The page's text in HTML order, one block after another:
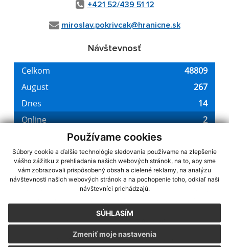
Používame cookies
Súbory cookie a ďalšie technológie sledovania používame na zlepšenie
vášho zážitku z prehliadania našich webových stránok, na to, aby sme
vám zobrazovali prispôsobený obsah a cielené reklamy, na analýzu
návštevnosti našich webových stránok a na pochopenie toho, odkiaľ naši
návštevníci prichádzajú.
SÚHLASÍM
Zmeniť moje nastavenia
+421 52/439 51 12
miroslav.pokrivcak@hranicne.sk
Návštevnosť
využite možnosť získavania aktuálnych informácií s využitím RSS
CMS systém (redakčný) systém ECHELON 2,Mapa stránok,web portál
webex.digital, s.r.o.,domény,registrácia domény
Posledná aktualizácia:07.08.2026
Vytlačiť stránku|Vyhlásenie o prístupnosti